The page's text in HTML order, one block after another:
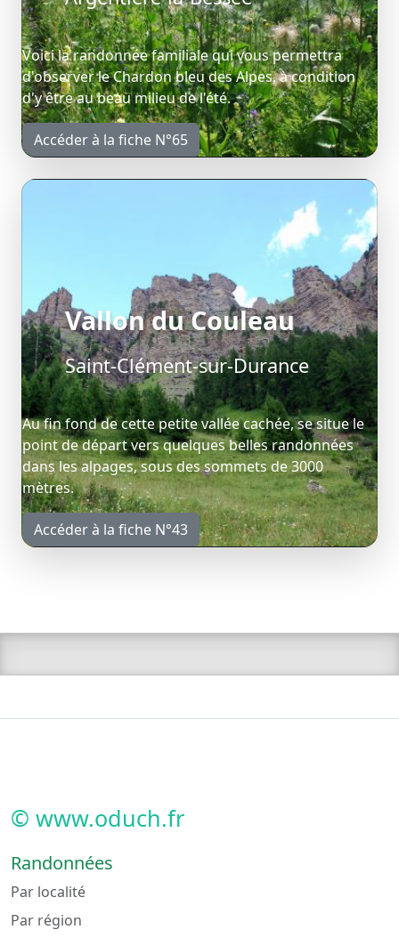
Voici la randonnée familiale qui vous permettra
d'observer le Chardon bleu des Alpes, à condition
d'y être au beau milieu de l'été.
Accéder à la fiche N°65
Vallon du Couleau
Saint-Clément-sur-Durance
Au fin fond de cette petite vallée cachée, se situe le
point de départ vers quelques belles randonnées
dans les alpages, sous des sommets de 3000
mètres.
Accéder à la fiche N°43
© www.oduch.fr
Randonnées
Par localité
Par région